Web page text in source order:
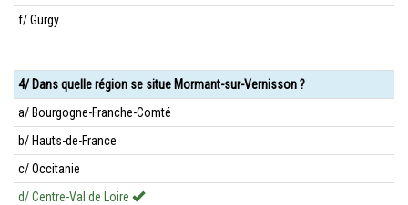
f/ Gurgy
4/ Dans quelle région se situe Mormant-sur-Vernisson ?
a/ Bourgogne-Franche-Comté
b/ Hauts-de-France
c/ Occitanie
d/ Centre-Val de Loire